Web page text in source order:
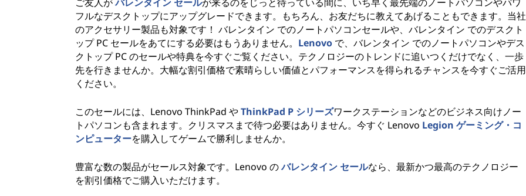
フルなデスクトップにアップグレードできます。もちろん、お友だちに教えてあげることもできます。当社
のアクセサリー製品も対象です！ バレンタイン でのノートパソコンセールや、バレンタイン でのデスクト
ップ PC セールをあてにする必要はもうありません。 Lenovoで、バレンタイン でのノートパソコンやデス
クトップ PC のセールや特典を今すぐご覧ください。テクノロジーのトレンドに追いつくだけでなく、一歩
先を行きませんか。大幅な割引価格で素晴らしい価値とパフォーマンスを得られるチャンスを今すぐご活用
ください。
このセールには、Lenovo ThinkPad やThinkPad P シリーズワークステーションなどのビジネス向けノー
トパソコンも含まれます。クリスマスまで待つ必要はありません。今すぐ Lenovo Legion ゲーミング・コ
ンピューターを購入してゲームで勝利しませんか。
豊富な数の製品がセールス対象です。Lenovo のバレンタイン セールなら、最新かつ最高のテクノロジー
を割引価格でご購入いただけます。